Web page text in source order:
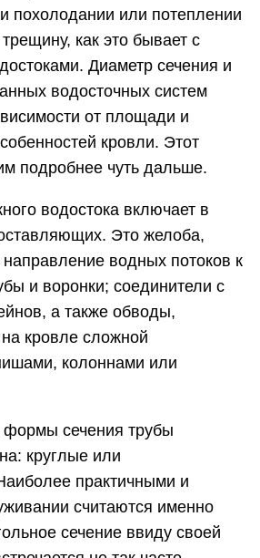
похолодании или потеплении
как это бывает с
Диаметр сечения и
водосточных систем
от площади и
кровли. Этот
подробнее чуть дальше.
водостока включает в
Это желоба,
водных потоков к
и воронки; соединители с
а также обводы,
кровле сложной
колоннами или
формы сечения трубы
круглые или
практичными и
считаются именно
сечение ввиду своей